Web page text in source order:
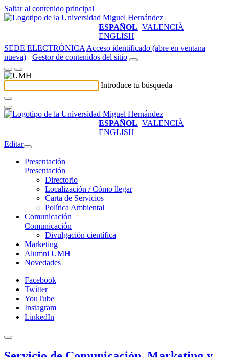
Saltar al contenido principal
ESPAÑOL VALENCIÀ
ENGLISH
SEDE ELECTRÓNICA Acceso identificado (abre en ventana
nueva)
Gestor de contenidos del sitio
Introduce tu búsqueda
ESPAÑOL VALENCIÀ
ENGLISH
Editar
Presentación
Presentación
Directorio
Localización / Cómo llegar
Carta de Servicios
Política Ambiental
Comunicación
Comunicación
Divulgación científica
Marketing
Alumni UMH
Novedades
Facebook
Twitter
YouTube
Instagram
LinkedIn